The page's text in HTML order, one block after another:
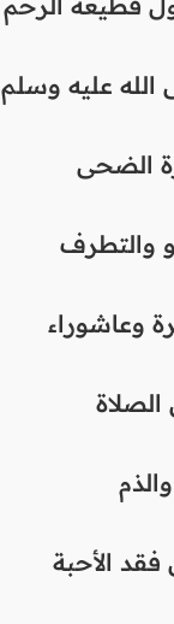
الله عليه وسلم
الضحى
والتطرف
وعاشوراء
الأحبة